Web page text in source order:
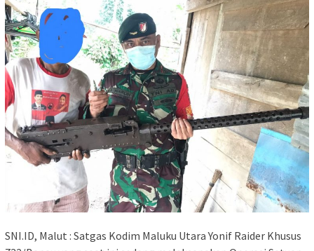
SNI.ID, Malut : Satgas Kodim Maluku Utara Yonif Raider Khusus